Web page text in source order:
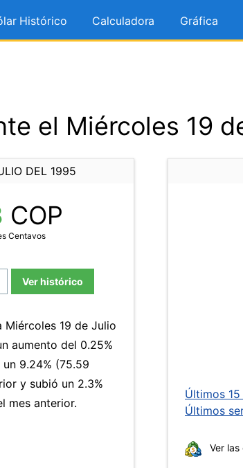
Histórico Calculadora Gráfica
el Miércoles 19
DEL 1995
COP
Centavos
Ver histórico
19 de Julio
aumento del 0.25%
9.24% (75.59
y subió un 2.3%
mes anterior.
Últimos
Últimos
Ver